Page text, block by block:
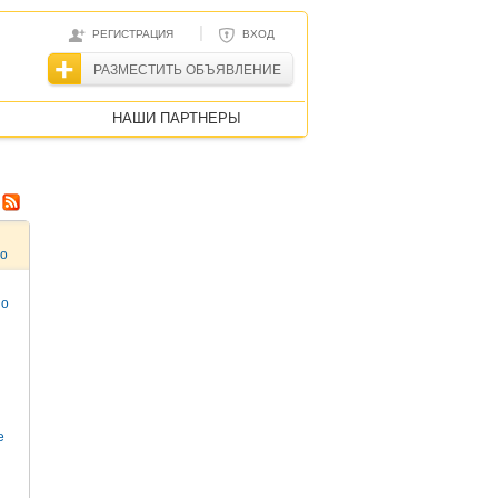
РЕГИСТРАЦИЯ | ВХОД
РАЗМЕСТИТЬ ОБЪЯВЛЕНИЕ
НАШИ ПАРТНЕРЫ